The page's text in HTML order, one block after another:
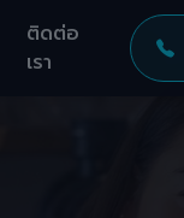
ติดต่อ
เรา